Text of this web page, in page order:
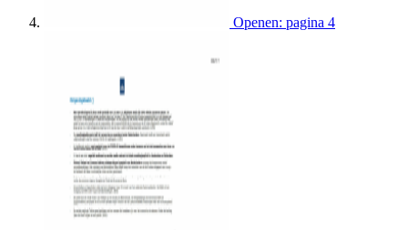
Openen: pagina 4